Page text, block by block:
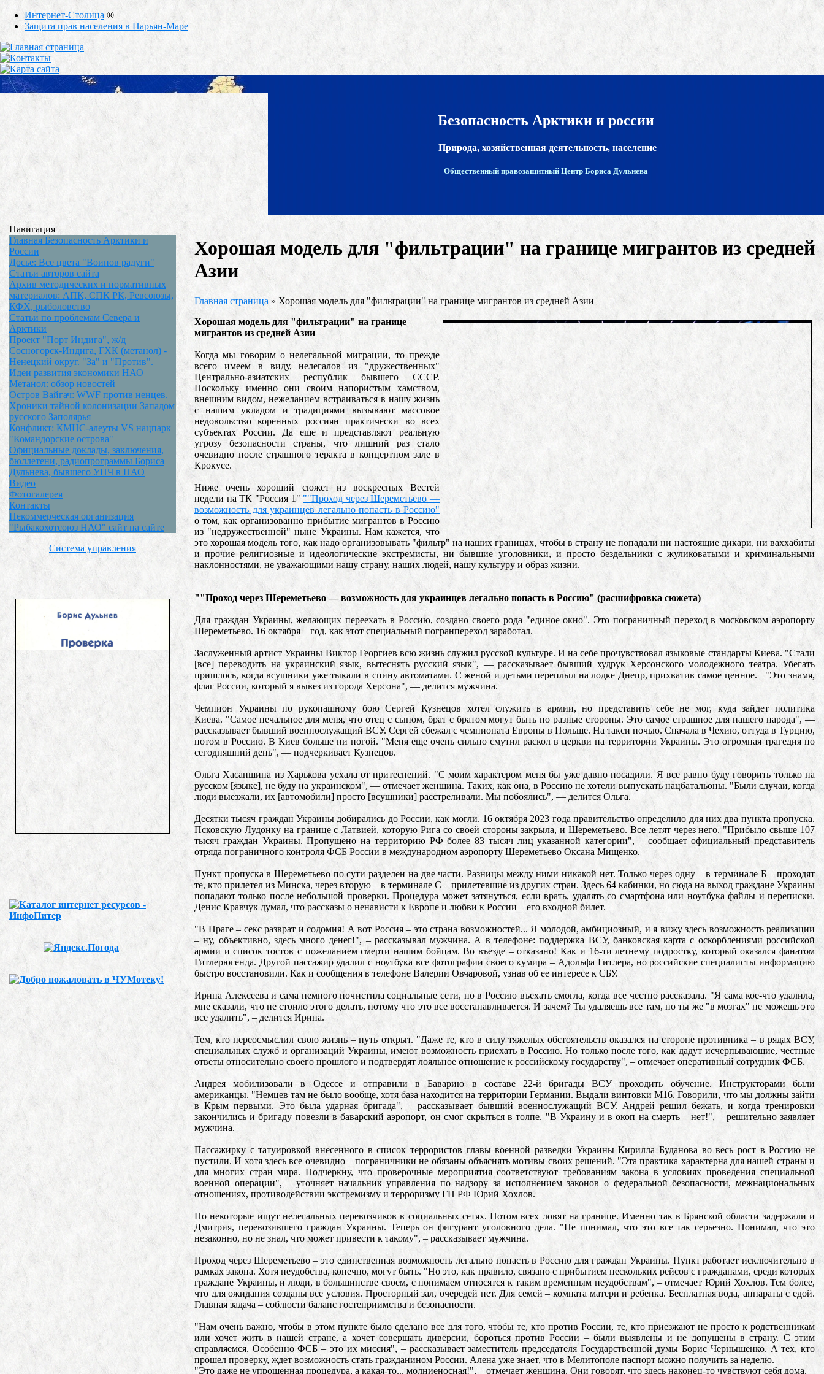
Интернет-Столица ®
Защита прав населения в Нарьян-Маре
Безопасность Арктики и россии
Природа, хозяйственная деятельность, население
Общественный правозащитный Центр Бориса Дульнева
Навигация
Главная Безопасность Арктики и
России
Досье: Все цвета "Воинов радуги"
Статьи авторов сайта
Архив методических и нормативных
материалов: АПК, СПК РК, Ревсоюзы,
КФХ, рыболовство
Статьи по проблемам Севера и
Арктики
Проект "Порт Индига", ж/д
Сосногорск-Индига, ГХК (метанол) -
Ненецкий округ. "За" и "Против".
Идеи развития экономики НАО
Метанол: обзор новостей
Остров Вайгач: WWF против ненцев.
Хроники тайной колонизации Западом
русского Заполярья
Конфликт: КМНС-алеуты VS нацпарк
"Командорские острова"
Официальные доклады, заключения,
бюллетени, радиопрограммы Бориса
Дульнева, бывшего УПЧ в НАО
Видео
Фотогалерея
Контакты
Некоммерческая организация
"Рыбакохотсоюз НАО" сайт на сайте
Система управления
Хорошая модель для "фильтрации" на границе мигрантов из средней
Азии
Главная страница » Хорошая модель для "фильтрации" на границе мигрантов из средней Азии
Хорошая модель для "фильтрации" на границе
мигрантов из средней Азии
Когда мы говорим о нелегальной миграции, то прежде
всего имеем в виду, нелегалов из "дружественных"
Центрально-азиатских республик бывшего СССР.
Поскольку именно они своим напористым хамством,
внешним видом, нежеланием встраиваться в нашу жизнь
с нашим укладом и традициями вызывают массовое
недовольство коренных россиян практически во всех
субъектах России. Да еще и представляют реальную
угрозу безопасности страны, что лишний раз стало
очевидно после страшного теракта в концертном зале в
Крокусе.
Ниже очень хороший сюжет из воскресных Вестей
недели на ТК "Россия 1" ""Проход через Шереметьево —
возможность для украинцев легально попасть в Россию"
о том, как организованно прибытие мигрантов в Россию
из "недружественной" ныне Украины. Нам кажется, что
это хорошая модель того, как надо организовывать "фильтр" на наших границах, чтобы в страну не попадали ни настоящие дикари, ни ваххабиты
и прочие религиозные и идеологические экстремисты, ни бывшие уголовники, и просто бездельники с жуликоватыми и криминальными
наклонностями, не уважающими нашу страну, наших людей, нашу культуру и образ жизни.
""Проход через Шереметьево — возможность для украинцев легально попасть в Россию" (расшифровка сюжета)
Для граждан Украины, желающих переехать в Россию, создано своего рода "единое окно". Это пограничный переход в московском аэропорту
Шереметьево. 16 октября – год, как этот специальный погранпереход заработал.
Заслуженный артист Украины Виктор Георгиев всю жизнь служил русской культуре. И на себе прочувствовал языковые стандарты Киева. "Стали
[все] переводить на украинский язык, вытеснять русский язык", — рассказывает бывший худрук Херсонского молодежного театра. Убегать
пришлось, когда всушники уже тыкали в спину автоматами. С женой и детьми переплыл на лодке Днепр, прихватив самое ценное. "Это знамя,
флаг России, который я вывез из города Херсона", — делится мужчина.
Чемпион Украины по рукопашному бою Сергей Кузнецов хотел служить в армии, но представить себе не мог, куда зайдет политика
Киева. "Самое печальное для меня, что отец с сыном, брат с братом могут быть по разные стороны. Это самое страшное для нашего народа", —
рассказывает бывший военнослужащий ВСУ. Сергей сбежал с чемпионата Европы в Польше. На такси ночью. Сначала в Чехию, оттуда в Турцию,
потом в Россию. В Киев больше ни ногой. "Меня еще очень сильно смутил раскол в церкви на территории Украины. Это огромная трагедия по
сегодняшний день", — подчеркивает Кузнецов.
Ольга Хасаншина из Харькова уехала от притеснений. "С моим характером меня бы уже давно посадили. Я все равно буду говорить только на
русском [языке], не буду на украинском", — отмечает женщина. Таких, как она, в Россию не хотели выпускать нацбатальоны. "Были случаи, когда
люди выезжали, их [автомобили] просто [всушники] расстреливали. Мы побоялись", — делится Ольга.
Десятки тысяч граждан Украины добирались до России, как могли. 16 октября 2023 года правительство определило для них два пункта пропуска.
Псковскую Лудонку на границе с Латвией, которую Рига со своей стороны закрыла, и Шереметьево. Все летят через него. "Прибыло свыше 107
тысяч граждан Украины. Пропущено на территорию РФ более 83 тысяч лиц указанной категории", – сообщает официальный представитель
отряда пограничного контроля ФСБ России в международном аэропорту Шереметьево Оксана Мищенко.
Пункт пропуска в Шереметьево по сути разделен на две части. Разницы между ними никакой нет. Только через одну – в терминале Б – проходят
те, кто прилетел из Минска, через вторую – в терминале С – прилетевшие из других стран. Здесь 64 кабинки, но сюда на выход граждане Украины
попадают только после небольшой проверки. Процедура может затянуться, если врать, удалять со смартфона или ноутбука файлы и переписки.
Денис Кравчук думал, что рассказы о ненависти к Европе и любви к России – его входной билет.
"В Праге – секс разврат и содомия! А вот Россия – это страна возможностей... Я молодой, амбициозный, и я вижу здесь возможность реализации
– ну, объективно, здесь много денег!", – рассказывал мужчина. А в телефоне: поддержка ВСУ, банковская карта с оскорблениями российской
армии и список тостов с пожеланием смерти нашим бойцам. Во въезде – отказано! Как и 16-ти летнему подростку, который оказался фанатом
Гитлерюгенда. Другой пассажир удалил с ноутбука все фотографии своего кумира – Адольфа Гитлера, но российские специалисты информацию
быстро восстановили. Как и сообщения в телефоне Валерии Овчаровой, узнав об ее интересе к СБУ.
Ирина Алексеева и сама немного почистила социальные сети, но в Россию въехать смогла, когда все честно рассказала. "Я сама кое-что удалила,
мне сказали, что не стоило этого делать, потому что это все восстанавливается. И зачем? Ты удаляешь все там, но ты же "в мозгах" не можешь это
все удалить", – делится Ирина.
Тем, кто переосмыслил свою жизнь – путь открыт. "Даже те, кто в силу тяжелых обстоятельств оказался на стороне противника – в рядах ВСУ,
специальных служб и организаций Украины, имеют возможность приехать в Россию. Но только после того, как дадут исчерпывающие, честные
ответы относительно своего прошлого и подтвердят лояльное отношение к российскому государству", – отмечает оперативный сотрудник ФСБ.
Андрея мобилизовали в Одессе и отправили в Баварию в составе 22-й бригады ВСУ проходить обучение. Инструкторами были
американцы. "Немцев там не было вообще, хотя база находится на территории Германии. Выдали винтовки М16. Говорили, что мы должны зайти
в Крым первыми. Это была ударная бригада", – рассказывает бывший военнослужащий ВСУ. Андрей решил бежать, и когда тренировки
закончились и бригаду повезли в баварский аэропорт, он смог скрыться в толпе. "В Украину и в окоп на смерть – нет!", – решительно заявляет
мужчина.
Пассажирку с татуировкой внесенного в список террористов главы военной разведки Украины Кирилла Буданова во весь рост в Россию не
пустили. И хотя здесь все очевидно – пограничники не обязаны объяснять мотивы своих решений. "Эта практика характерна для нашей страны и
для многих стран мира. Подчеркну, что проверочные мероприятия соответствуют требованиям закона в условиях проведения специальной
военной операции", – уточняет начальник управления по надзору за исполнением законов о федеральной безопасности, межнациональных
отношениях, противодействии экстремизму и терроризму ГП РФ Юрий Хохлов.
Но некоторые ищут нелегальных перевозчиков в социальных сетях. Потом всех ловят на границе. Именно так в Брянской области задержали и
Дмитрия, перевозившего граждан Украины. Теперь он фигурант уголовного дела. "Не понимал, что это все так серьезно. Понимал, что это
незаконно, но не знал, что может привести к такому", – рассказывает мужчина.
Проход через Шереметьево – это единственная возможность легально попасть в Россию для граждан Украины. Пункт работает исключительно в
рамках закона. Хотя неудобства, конечно, могут быть. "Но это, как правило, связано с прибытием нескольких рейсов с гражданами, среди которых
граждане Украины, и люди, в большинстве своем, с понимаем относятся к таким временным неудобствам", – отмечает Юрий Хохлов. Тем более,
что для ожидания созданы все условия. Просторный зал, очередей нет. Для семей – комната матери и ребенка. Бесплатная вода, аппараты с едой.
Главная задача – соблюсти баланс гостеприимства и безопасности.
"Нам очень важно, чтобы в этом пункте было сделано все для того, чтобы те, кто против России, те, кто приезжают не просто к родственникам
или хочет жить в нашей стране, а хочет совершать диверсии, бороться против России – были выявлены и не допущены в страну. С этим
справляемся. Особенно ФСБ – это их миссия", – рассказывает заместитель председателя Государственной думы Борис Чернышенко. А тех, кто
прошел проверку, ждет возможность стать гражданином России. Алена уже знает, что в Мелитополе паспорт можно получить за неделю.
"Это даже не упрощенная процедура, а какая-то... молниеносная!", – отмечает женщина. Они говорят, что здесь наконец-то чувствуют себя дома.